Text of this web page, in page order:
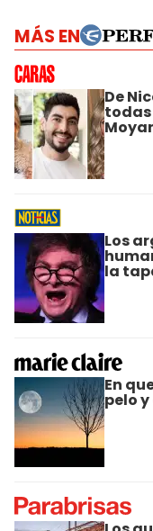
MÁS EN
De
todas
Los
la
En
pelo